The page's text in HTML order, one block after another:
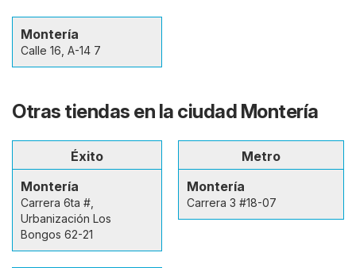
Montería
Calle 16, A-14 7
Otras tiendas en la ciudad Montería
Éxito
Montería
Carrera 6ta #,
Urbanización Los
Bongos 62-21
Metro
Montería
Carrera 3 #18-07